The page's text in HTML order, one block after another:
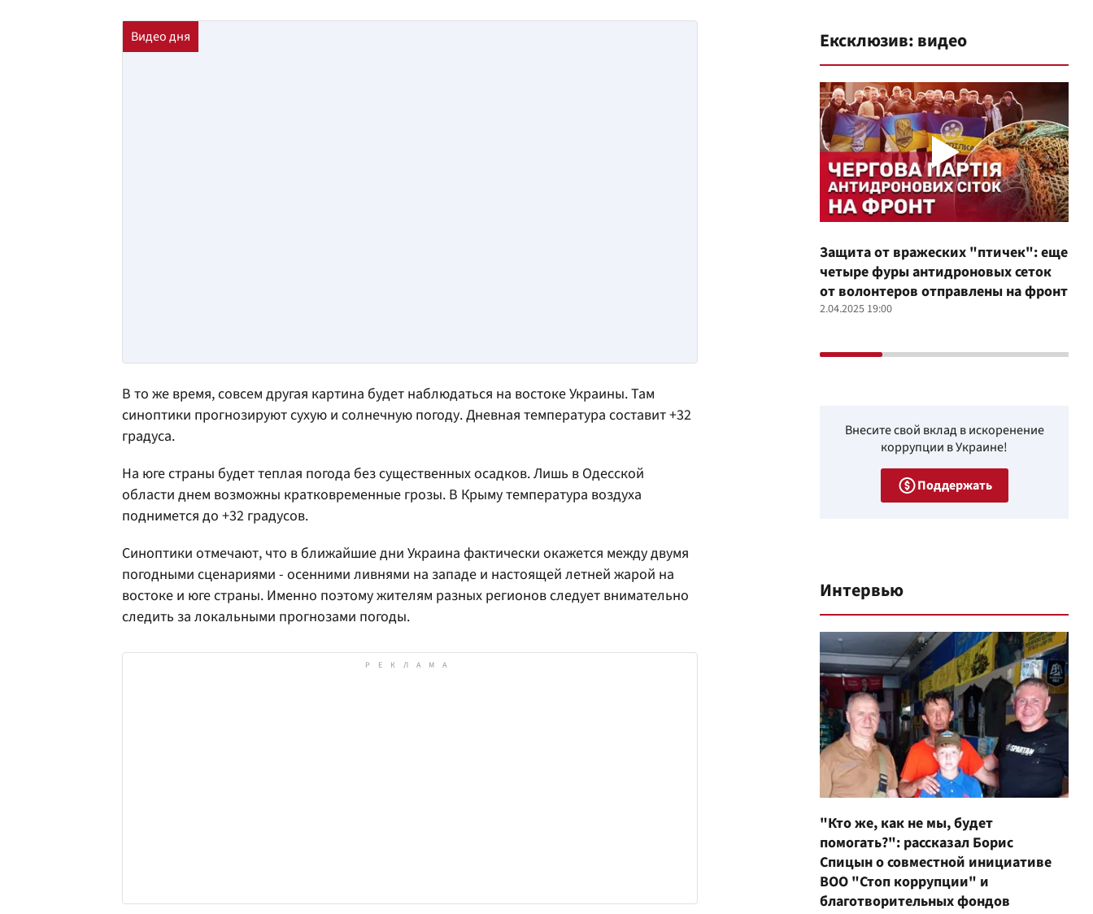
В то же время, совсем другая картина будет наблюдаться на востоке Украины. Там
синоптики прогнозируют сухую и солнечную погоду. Дневная температура составит +32
градуса.
На юге страны будет теплая погода без существенных осадков. Лишь в Одесской
области днем возможны кратковременные грозы. В Крыму температура воздуха
поднимется до +32 градусов.
Синоптики отмечают, что в ближайшие дни Украина фактически окажется между двумя
погодными сценариями - осенними ливнями на западе и настоящей летней жарой на
востоке и юге страны. Именно поэтому жителям разных регионов следует внимательно
следить за локальными прогнозами погоды.
Ексклюзив: видео
Защита от вражеских "птичек": еще
четыре фуры антидроновых сеток
от волонтеров отправлены на фронт
2.04.2025 19:00
Внесите свой вклад в искоренение
коррупции в Украине!
Поддержать
Интервью
"Кто же, как не мы, будет
помогать?": рассказал Борис
Спицын о совместной инициативе
ВОО "Стоп коррупции" и
благотворительных фондов